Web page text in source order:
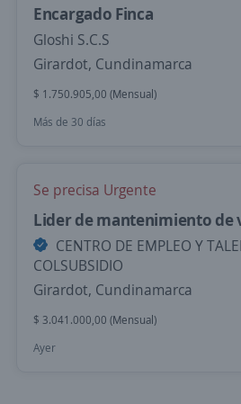
Encargado Finca
Gloshi S.C.S
Girardot, Cundinamarca
$ 1.750.905,00 (Mensual)
Más de 30 días
Se precisa Urgente
Lider de mantenimiento de
CENTRO DE EMPLEO Y
COLSUBSIDIO
Girardot, Cundinamarca
$ 3.041.000,00 (Mensual)
Ayer